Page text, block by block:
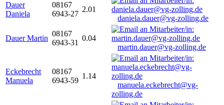
Dauer
Daniela
08167
6943-27
2.01
daniela.dauer@vg-zolling.de
Dauer Martin
08167
6943-31
0.04
martin.dauer@vg-zolling.de
Eckebrecht
Manuela
08167
6943-59
1.14
manuela.eckebrecht@vg-
zolling.de